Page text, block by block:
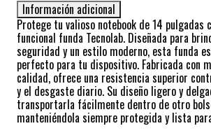
Información adicional
Protege tu valioso notebook de 14 pulgadas
funcional funda Tecnolab. Diseñada para
seguridad y un estilo moderno, esta funda
perfecto para tu dispositivo. Fabricada con
calidad, ofrece una resistencia superior
y el desgaste diario. Su diseño ligero y
transportarla fácilmente dentro de otro
manteniéndola siempre protegida y lista